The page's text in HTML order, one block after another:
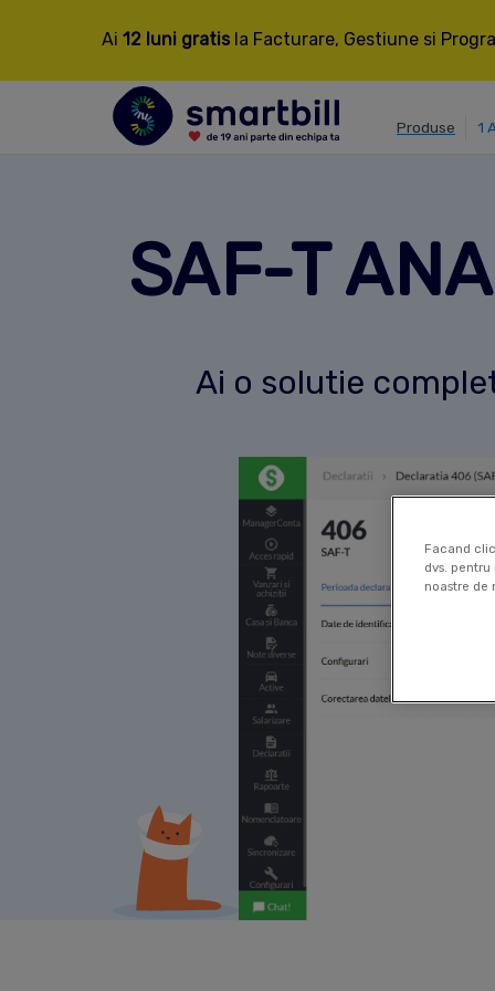
Ai12 luni gratis la Facturare, Gestiune si
Produse 1
SAF-T
Ai o solutie
Facand
dvs.
noastre de